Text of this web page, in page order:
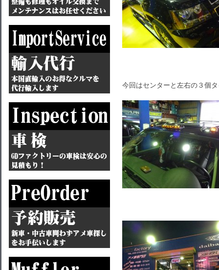
今回はセンターと左右の３個